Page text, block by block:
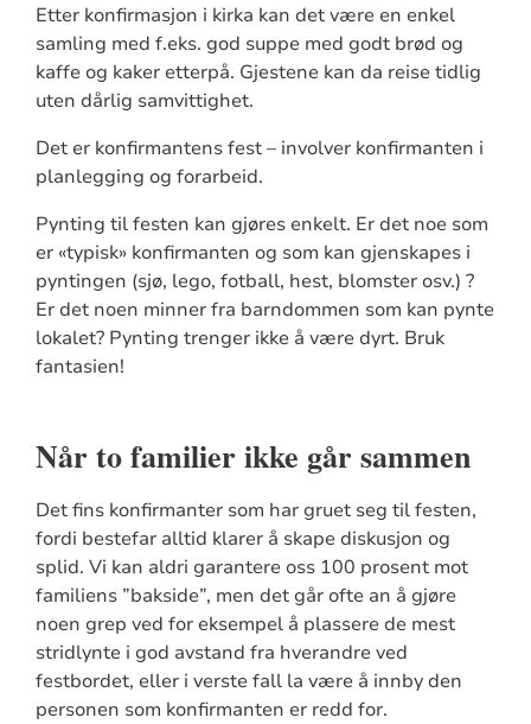
Etter konfirmasjon i kirka kan det være en enkel
samling med f.eks. god suppe med godt brød og
kaffe og kaker etterpå. Gjestene kan da reise tidlig
uten dårlig samvittighet.
Det er konfirmantens fest – involver konfirmanten i
planlegging og forarbeid.
Pynting til festen kan gjøres enkelt. Er det noe som
er «typisk» konfirmanten og som kan gjenskapes i
pyntingen (sjø, lego, fotball, hest, blomster osv.) ?
Er det noen minner fra barndommen som kan pynte
lokalet? Pynting trenger ikke å være dyrt. Bruk
fantasien!
Når to familier ikke går sammen
Det fins konfirmanter som har gruet seg til festen,
fordi bestefar alltid klarer å skape diskusjon og
splid. Vi kan aldri garantere oss 100 prosent mot
familiens ”bakside”, men det går ofte an å gjøre
noen grep ved for eksempel å plassere de mest
stridlynte i god avstand fra hverandre ved
festbordet, eller i verste fall la være å innby den
personen som konfirmanten er redd for.